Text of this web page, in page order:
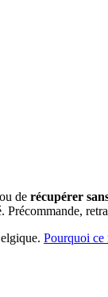
ou de récupérer
Précommande,
Pourquoi